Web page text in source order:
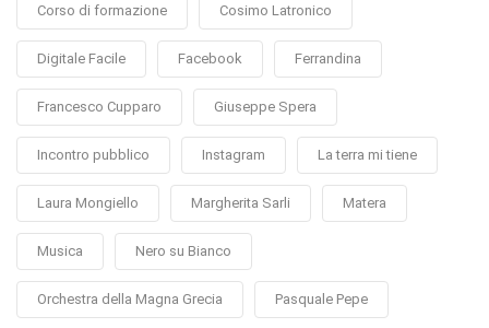
Corso di formazione Cosimo Latronico
Digitale Facile Facebook Ferrandina
Francesco Cupparo Giuseppe Spera
Incontro pubblico Instagram La terra mi tiene
Laura Mongiello Margherita Sarli Matera
Musica Nero su Bianco
Orchestra della Magna Grecia Pasquale Pepe